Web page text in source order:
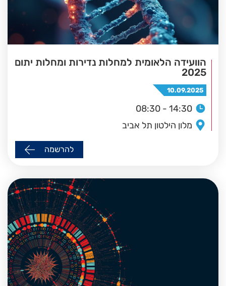
הוועידה הלאומית למחלות נדירות ומחלות יתום
2025
10.09.2025
08:30 - 14:30
מלון הילטון תל אביב
להרשמה